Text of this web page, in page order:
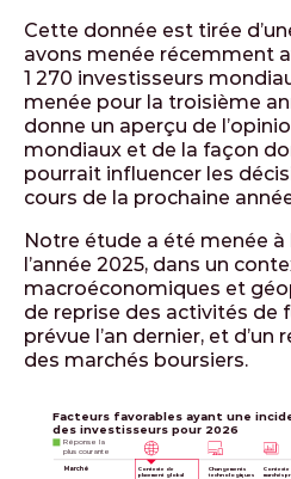
Cette donnée est tirée
avons menée récemment
1 270 investisseurs
menée pour la troisième
donne un aperçu de
mondiaux et de la façon
pourrait influencer les
cours de la prochaine
Notre étude a été menée à
l’année 2025, dans un
macroéconomiques et
de reprise des activités de
prévue l’an dernier, et
des marchés boursiers.
Facteurs favorables ayant une
des investisseurs pour 2026
Réponse la
plus courante
Marché Contexte de
placement global
Changements
technologiques
Contexte
marchés